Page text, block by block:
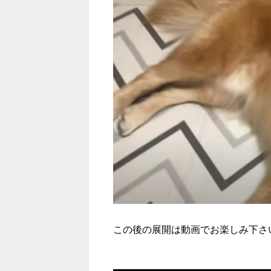
この後の展開は動画でお楽しみ下さ